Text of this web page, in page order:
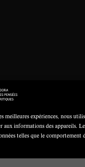
meilleures expériences, nous
aux informations des appareils.
telles que le comportement